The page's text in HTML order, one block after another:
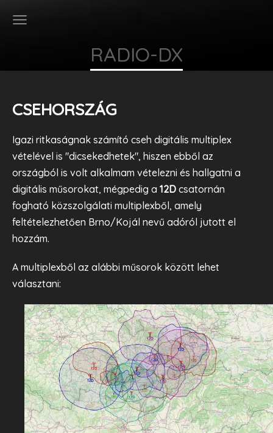
RADIO-DX
CSEHORSZÁG
Igazi ritkaságnak számító cseh digitális multiplex
vételével is "dicsekedhetek", hiszen ebből az
országból is volt alkalmam vételezni és hallgatni a
digitális műsorokat, mégpedig a 12D csatornán
fogható közszolgálati multiplexből, amely
feltételezhetően Brno/Kojál nevű adóról jutott el
hozzám.
A multiplexből az alábbi műsorok között lehet
választani: